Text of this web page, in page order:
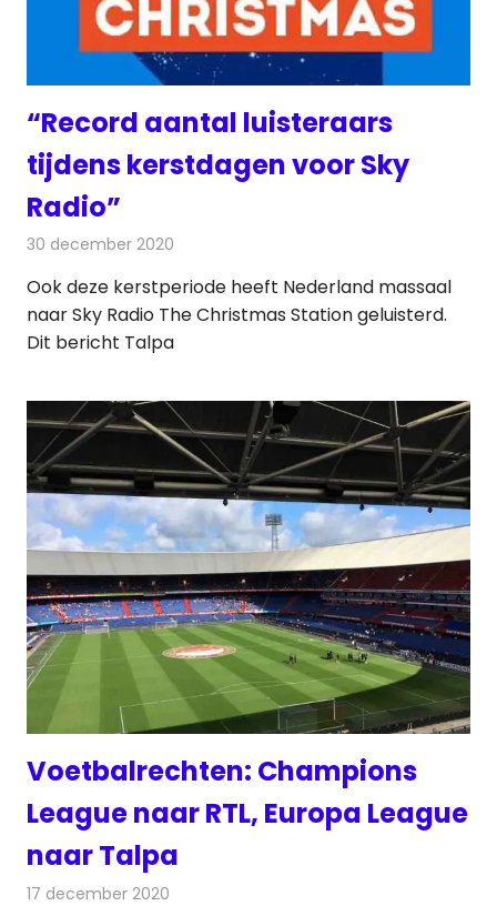
“Record aantal luisteraars
tijdens kerstdagen voor Sky
Radio”
30 december 2020
Ook deze kerstperiode heeft Nederland massaal
naar Sky Radio The Christmas Station geluisterd.
Dit bericht Talpa
Voetbalrechten: Champions
League naar RTL, Europa League
naar Talpa
17 december 2020